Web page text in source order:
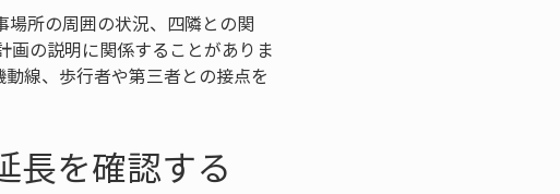
所の周囲の状況、四隣との関
の説明に関係することがありま
線、歩行者や第三者との接点を
長を確認する